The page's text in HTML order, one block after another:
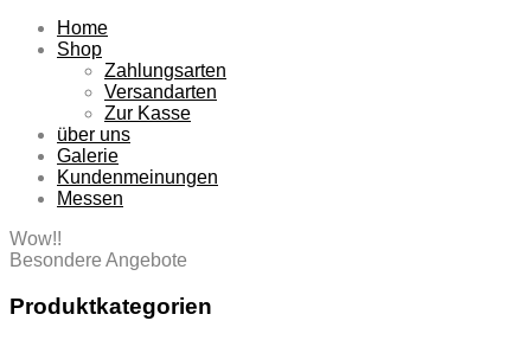
Home
Shop
Zahlungsarten
Versandarten
Zur Kasse
über uns
Galerie
Kundenmeinungen
Messen
Wow!!
Besondere Angebote
Produktkategorien